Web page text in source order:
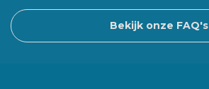
Bekijk onze FAQ's